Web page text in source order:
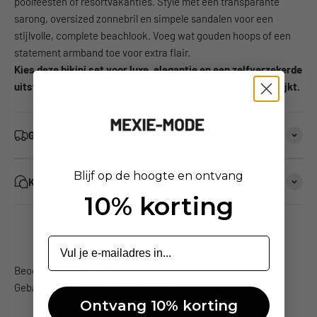
sarong, oversized zonnebril en simpele sandalen voor een
stijlvolle, complete beachlook. Voeg wat gouden hoops of een
statement armband toe voor extra flair.
Kies deze bikini set voor luxe, elegantie en een zelfverzekerde
uitstraling – een tijdloos item dat je zomergarderobe verrijkt.
Gratis verzending
Klantenservice
Gebasseerd op 1289 beoordelingen.
Blijf op de hoogte en ontvang
10% korting
Ontvang 10% korting